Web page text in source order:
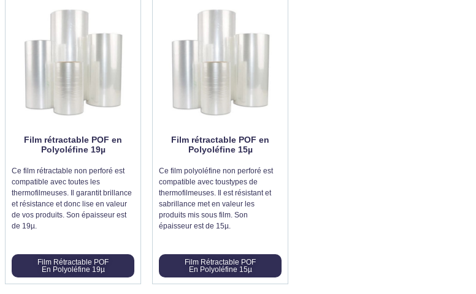
Film rétractable POF en
Polyoléfine 19µ
Ce film rétractable non perforé est
compatible avec toutes les
thermofilmeuses. Il garantit brillance
et résistance et donc lise en valeur
de vos produits. Son épaisseur est
de 19µ.
Film Rétractable POF
En Polyoléfine 19µ
Film rétractable POF en
Polyoléfine 15µ
Ce film polyoléfine non perforé est
compatible avec toustypes de
thermofilmeuses. Il est résistant et
sabrillance met en valeur les
produits mis sous film. Son
épaisseur est de 15µ.
Film Rétractable POF
En Polyoléfine 15µ